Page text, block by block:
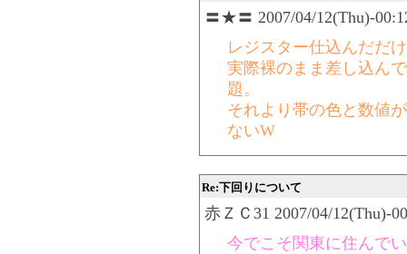
〓★〓 2007/04/12(Thu)-
レジスター仕込んだだ
実際裸のまま差し込ん
題。
それより帯の色と数値
ないW
Re:下回りについて
赤ＺＣ31 2007/04/12(Thu)-
今でこそ関東に住んで